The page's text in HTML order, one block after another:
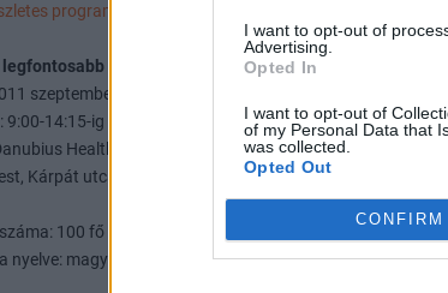
I want to opt-out of
Advertising.
Opted In
I want to opt-out of
of my Personal Data that
was collected.
Opted Out
CONFIRM
program
paraméterei:
szeptember 28.
9:00-14:15-ig és tárgyalási lehetőség 14:15-16:00-ig)
Health Spa Resort Helia **** (Hotel Hélia),
Kárpát utca 62-64.
100 fő
nyelve: magyar